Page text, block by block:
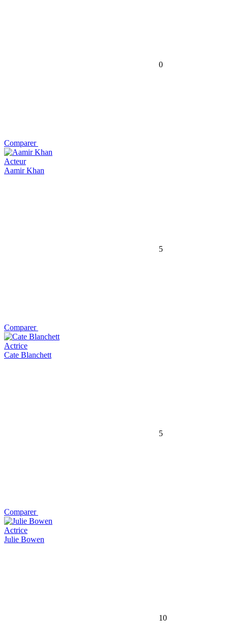
0
Comparer
Acteur
Aamir Khan
5
Comparer
Actrice
Cate Blanchett
5
Comparer
Actrice
Julie Bowen
10